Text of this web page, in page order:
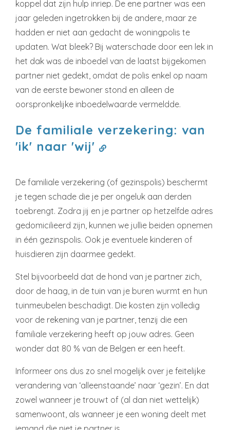
koppel dat zijn hulp inriep. De ene partner was een
jaar geleden ingetrokken bij de andere, maar ze
hadden er niet aan gedacht de woningpolis te
updaten. Wat bleek? Bij waterschade door een lek in
het dak was de inboedel van de laatst bijgekomen
partner niet gedekt, omdat de polis enkel op naam
van de eerste bewoner stond en alleen de
oorspronkelijke inboedelwaarde vermeldde.
De familiale verzekering: van
'ik' naar 'wij'
De familiale verzekering (of gezinspolis) beschermt
je tegen schade die je per ongeluk aan derden
toebrengt. Zodra jij en je partner op hetzelfde adres
gedomicilieerd zijn, kunnen we jullie beiden opnemen
in één gezinspolis. Ook je eventuele kinderen of
huisdieren zijn daarmee gedekt.
Stel bijvoorbeeld dat de hond van je partner zich,
door de haag, in de tuin van je buren wurmt en hun
tuinmeubelen beschadigt. Die kosten zijn volledig
voor de rekening van je partner, tenzij die een
familiale verzekering heeft op jouw adres. Geen
wonder dat 80 % van de Belgen er een heeft.
Informeer ons dus zo snel mogelijk over je feitelijke
verandering van ‘alleenstaande’ naar ‘gezin’. En dat
zowel wanneer je trouwt of (al dan niet wettelijk)
samenwoont, als wanneer je een woning deelt met